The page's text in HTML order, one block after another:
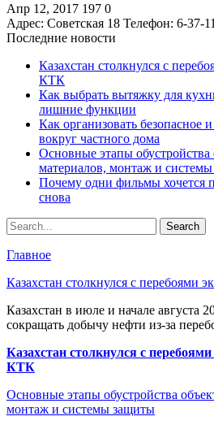
Апр 12, 2017 197 0
Адрес: Советская 18 Телефон: 6-37-11
Последние новости
Казахстан столкнулся с
КТК
Как выбрать вытяжку для
лишние функции
Как организовать безопасное
вокруг частного дома
Основные этапы обустройства
материалов, монтаж и
Почему одни фильмы хочется
снова
Главное
Казахстан столкнулся с перебоями
Казахстан в июле и начале августа
сокращать добычу нефти из-за
Казахстан столкнулся с
КТК
Основные этапы обустройства
монтаж и системы защиты